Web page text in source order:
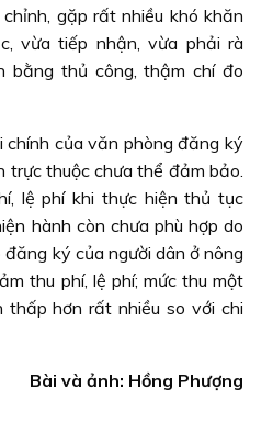
gặp rất nhiều khó khăn
vừa tiếp nhận, vừa phải rà
bằng thủ công, thậm chí đo
chính của văn phòng đăng ký
trực thuộc chưa thể đảm bảo.
lệ phí khi thực hiện thủ tục
hành còn chưa phù hợp do
ký của người dân ở nông
thu phí, lệ phí; mức thu một
thấp hơn rất nhiều so với chi
Bài và ảnh: Hồng Phượng